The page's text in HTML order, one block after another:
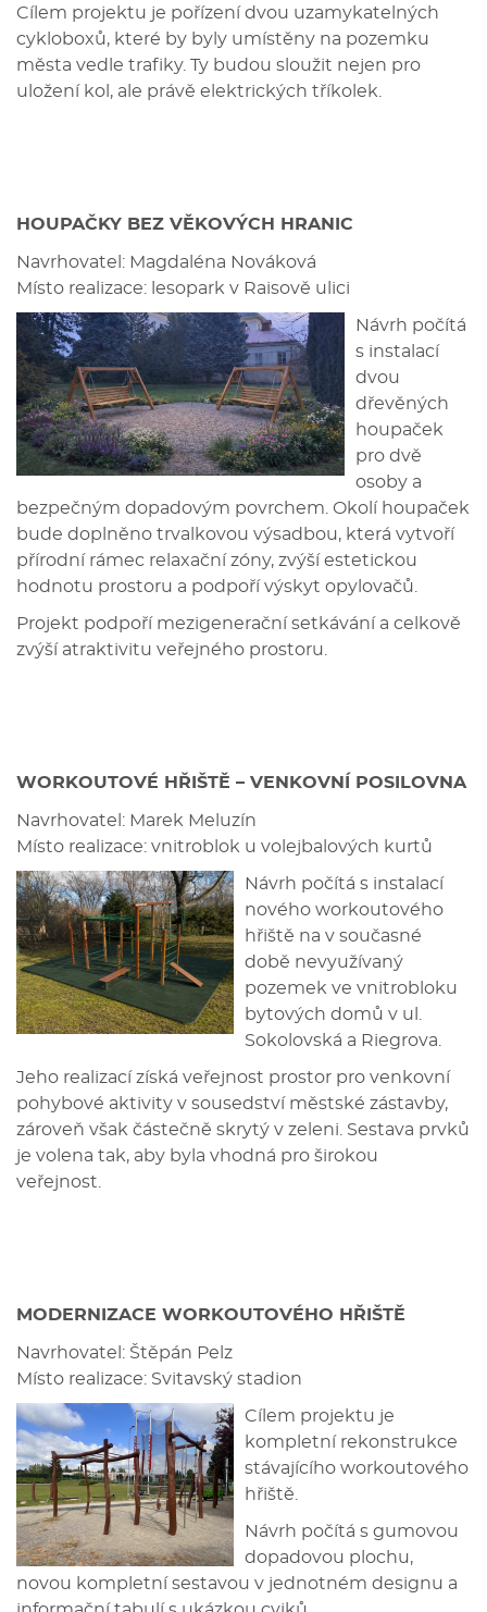
Cílem projektu je pořízení dvou uzamykatelných
cykloboxů, které by byly umístěny na pozemku
města vedle trafiky. Ty budou sloužit nejen pro
uložení kol, ale právě elektrických tříkolek.
HOUPAČKY BEZ VĚKOVÝCH HRANIC
Navrhovatel: Magdaléna Nováková
Místo realizace: lesopark v Raisově ulici
Návrh počítá
s instalací
dvou
dřevěných
houpaček
pro dvě
osoby a
bezpečným dopadovým povrchem. Okolí houpaček
bude doplněno trvalkovou výsadbou, která vytvoří
přírodní rámec relaxační zóny, zvýší estetickou
hodnotu prostoru a podpoří výskyt opylovačů.
Projekt podpoří mezigenerační setkávání a celkově
zvýší atraktivitu veřejného prostoru.
WORKOUTOVÉ HŘIŠTĚ – VENKOVNÍ POSILOVNA
Navrhovatel: Marek Meluzín
Místo realizace: vnitroblok u volejbalových kurtů
Návrh počítá s instalací
nového workoutového
hřiště na v současné
době nevyužívaný
pozemek ve vnitrobloku
bytových domů v ul.
Sokolovská a Riegrova.
Jeho realizací získá veřejnost prostor pro venkovní
pohybové aktivity v sousedství městské zástavby,
zároveň však částečně skrytý v zeleni. Sestava prvků
je volena tak, aby byla vhodná pro širokou
veřejnost.
MODERNIZACE WORKOUTOVÉHO HŘIŠTĚ
Navrhovatel: Štěpán Pelz
Místo realizace: Svitavský stadion
Cílem projektu je
kompletní rekonstrukce
stávajícího workoutového
hřiště.
Návrh počítá s gumovou
dopadovou plochu,
novou kompletní sestavou v jednotném designu a